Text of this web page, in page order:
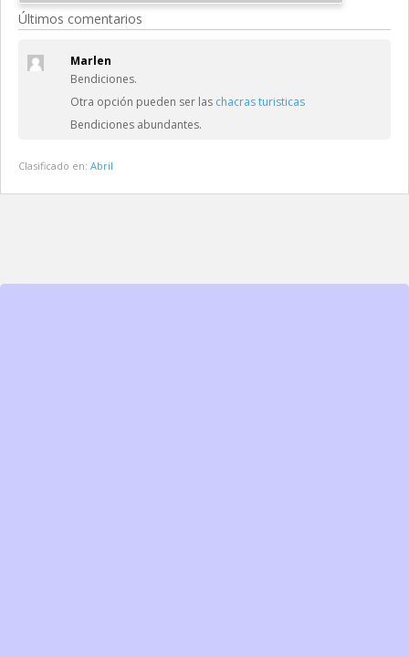
Últimos comentarios
Marlen
Bendiciones.
Otra opción pueden ser las chacras turisticas
Bendiciones abundantes.
Clasificado en: Abril